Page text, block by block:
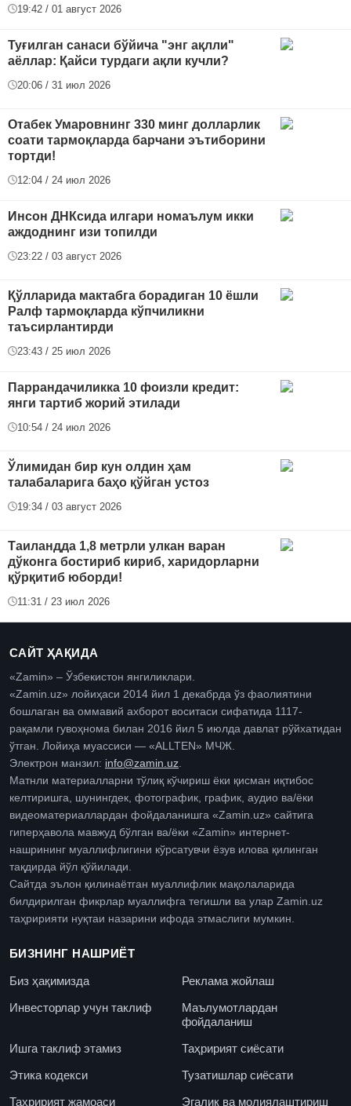
19:42 / 01 август 2026
Туғилган санаси бўйича "энг ақлли"
аёллар: Қайси турдаги ақли кучли?
20:06 / 31 июл 2026
Отабек Умаровнинг 330 минг долларлик
соати тармоқларда барчани эътиборини
тортди!
12:04 / 24 июл 2026
Инсон ДНКсида илгари номаълум икки
аждоднинг изи топилди
23:22 / 03 август 2026
Қўлларида мактабга борадиган 10 ёшли
Ралф тармоқларда кўпчиликни
таъсирлантирди
23:43 / 25 июл 2026
Паррандачиликка 10 фоизли кредит:
янги тартиб жорий этилади
10:54 / 24 июл 2026
Ўлимидан бир кун олдин ҳам
талабаларига баҳо қўйган устоз
19:34 / 03 август 2026
Таиландда 1,8 метрли улкан варан
дўконга бостириб кириб, харидорларни
қўрқитиб юборди!
11:31 / 23 июл 2026
САЙТ ҲАҚИДА
«Zamin» – Ўзбекистон янгиликлари.
«Zamin.uz» лойиҳаси 2014 йил 1 декабрда ўз фаолиятини
бошлаган ва оммавий ахборот воситаси сифатида 1117-
рақамли гувоҳнома билан 2016 йил 5 июлда давлат рўйхатидан
ўтган. Лойиҳа муассиси — «ALLTEN» МЧЖ.
Электрон манзил: info@zamin.uz
Матнли материалларни тўлиқ кўчириш ёки қисман иқтибос
келтиришга, шунингдек, фотографик, график, аудио ва/ёки
видеоматериаллардан фойдаланишга «Zamin.uz» сайтига
гиперҳавола мавжуд бўлган ва/ёки «Zamin» интернет-
нашрининг муаллифлигини кўрсатувчи ёзув илова қилинган
тақдирда йўл қўйилади.
Сайтда эълон қилинаётган муаллифлик мақолаларида
билдирилган фикрлар муаллифга тегишли ва улар Zamin.uz
таҳририяти нуқтаи назарини ифода этмаслиги мумкин.
БИЗНИНГ НАШРИЁТ
Биз ҳақимизда
Реклама жойлаш
Инвесторлар учун таклиф
Маълумотлардан
фойдаланиш
Ишга таклиф этамиз
Таҳририят сиёсати
Этика кодекси
Тузатишлар сиёсати
Таҳририят жамоаси
Эгалик ва молиялаштириш